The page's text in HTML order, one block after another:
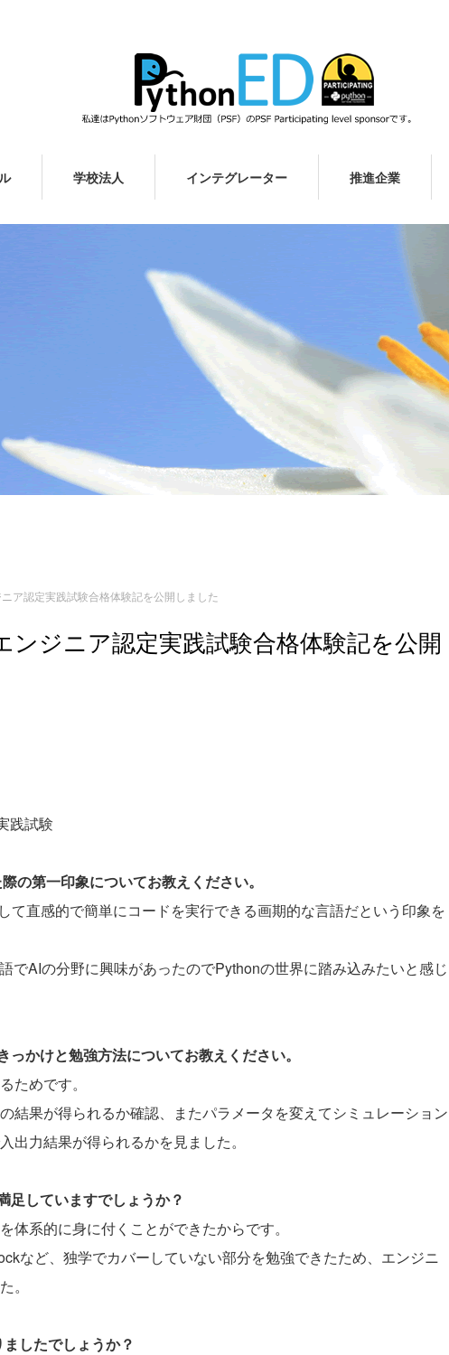
学校法人 インテグレーター 推進企業
ア認定実践試験合格体験記を公開しました
ンジニア認定実践試験合格体験記を公開
践試験
第一印象についてお教えください。
て直感的で簡単にコードを実行できる画期的な言語だという印象を
でAIの分野に興味があったのでPythonの世界に踏み込みたいと感じ
かけと勉強方法についてお教えください。
ためです。
結果が得られるか確認、またパラメータを変えてシミュレーション
出力結果が得られるかを見ました。
していますでしょうか？
系的に身に付くことができたからです。
など、独学でカバーしていない部分を勉強できたため、エンジニ
。
したでしょうか？